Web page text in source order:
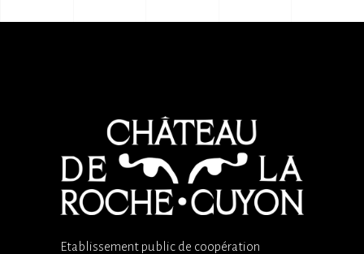
Etablissement public de coopération